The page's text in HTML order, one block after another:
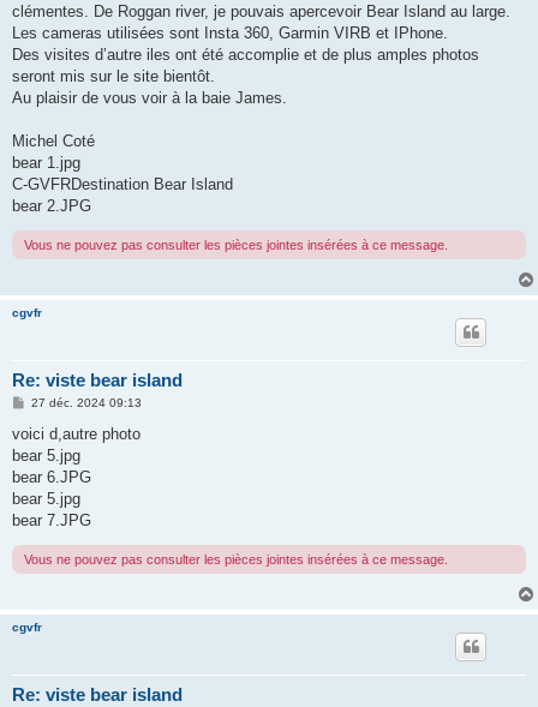
clémentes. De Roggan river, je pouvais apercevoir Bear Island au large.
Les cameras utilisées sont Insta 360, Garmin VIRB et IPhone.
Des visites d’autre iles ont été accomplie et de plus amples photos
seront mis sur le site bientôt.
Au plaisir de vous voir à la baie James.
Michel Coté
bear 1.jpg
C-GVFRDestination Bear Island
bear 2.JPG
Vous ne pouvez pas consulter les pièces jointes insérées à ce message.
cgvfr
Re: viste bear island
M
s
a
g
27 déc. 2024 09:13
voici d,autre photo
bear 5.jpg
bear 6.JPG
bear 5.jpg
bear 7.JPG
Vous ne pouvez pas consulter les pièces jointes insérées à ce message.
cgvfr
Re: viste bear island